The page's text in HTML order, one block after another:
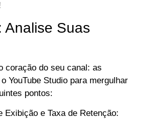
Analise Suas
coração do seu canal: as
YouTube Studio para mergulhar
pontos:
Exibição e Taxa de Retenção: